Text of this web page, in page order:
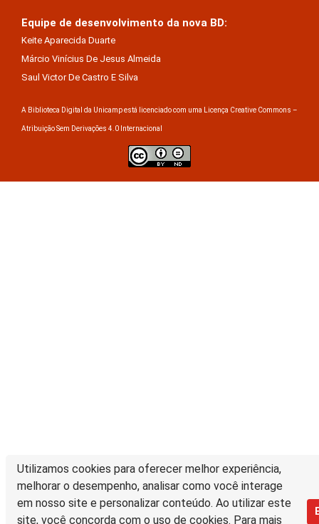
Utilizamos cookies para oferecer melhor experiência,
melhorar o desempenho, analisar como você interage
em nosso site e personalizar conteúdo. Ao utilizar este
site, você concorda com o uso de cookies. Para mais
Equipe de desenvolvimento da nova BD:
Keite Aparecida Duarte
Márcio Vinícius De Jesus Almeida
Saul Victor De Castro E Silva
A Biblioteca Digital da Unicamp está licenciado com uma Licença Creative Commons –
Atribuição Sem Derivações 4.0 Internacional